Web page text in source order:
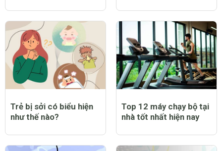
Trẻ bị sởi có biểu hiện
như thế nào?
Top 12 máy chạy bộ tại
nhà tốt nhất hiện nay